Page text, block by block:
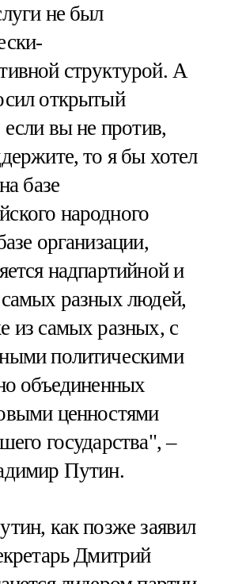
не был
структурой. А
открытый
вы не против,
то я бы хотел
базе
народного
организации,
надпартийной и
самых разных людей,
из самых разных, с
политическими
объединенных
ценностями
государства", –
Путин.
как позже заявил
Дмитрий